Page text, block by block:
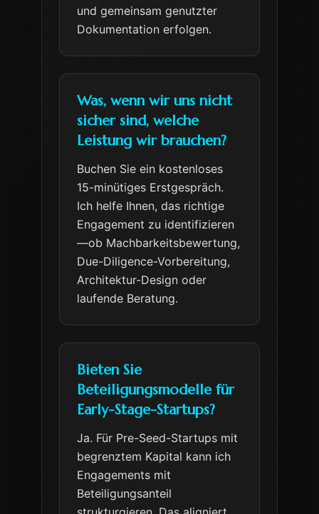
und gemeinsam genutzter
Dokumentation erfolgen.
Was, wenn wir uns nicht
sicher sind, welche
Leistung wir brauchen?
Buchen Sie ein kostenloses
15-minütiges Erstgespräch.
Ich helfe Ihnen, das richtige
Engagement zu identifizieren
—ob Machbarkeitsbewertung,
Due-Diligence-Vorbereitung,
Architektur-Design oder
laufende Beratung.
Bieten Sie
Beteiligungsmodelle für
Early-Stage-Startups?
Ja. Für Pre-Seed-Startups mit
begrenztem Kapital kann ich
Engagements mit
Beteiligungsanteil